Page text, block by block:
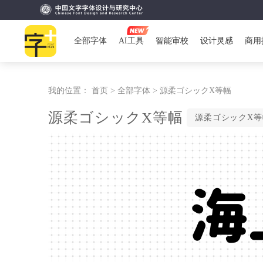
全部字体 AI工具 智能审校 设计灵感 商用
我的位置： 首页 > 全部字体 > 源柔ゴシックX等幅
源柔ゴシックX等幅 源柔ゴシックX